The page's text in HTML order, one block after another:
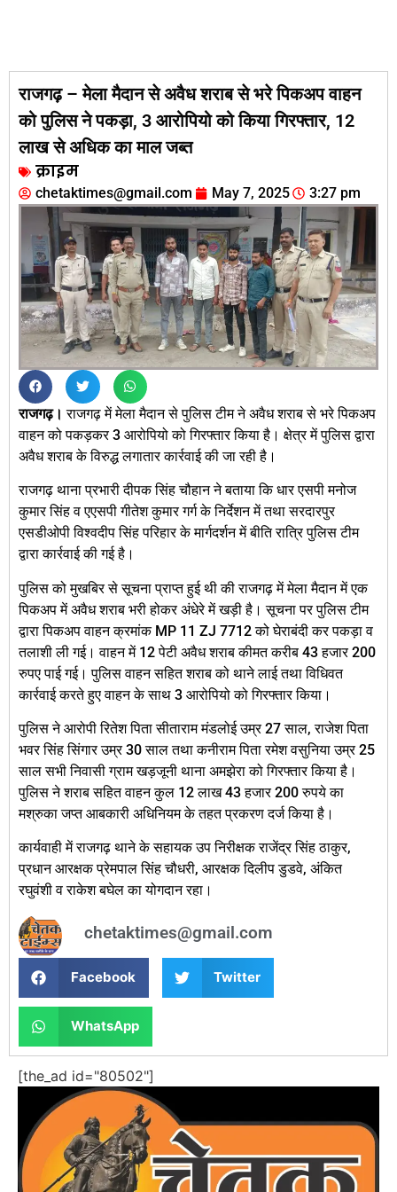
राजगढ़ – मेला मैदान से अवैध शराब से भरे पिकअप वाहन
को पुलिस ने पकड़ा, 3 आरोपियो को किया गिरफ्तार, 12
लाख से अधिक का माल जब्त
क्राइम
chetaktimes@gmail.com May 7, 2025 3:27 pm
राजगढ़। राजगढ़ में मेला मैदान से पुलिस टीम ने अवैध शराब से भरे पिकअप
वाहन को पकड़कर 3 आरोपियो को गिरफ्तार किया है। क्षेत्र में पुलिस द्वारा
अवैध शराब के विरुद्ध लगातार कार्रवाई की जा रही है।
राजगढ़ थाना प्रभारी दीपक सिंह चौहान ने बताया कि धार एसपी मनोज
कुमार सिंह व एएसपी गीतेश कुमार गर्ग के निर्देशन में तथा सरदारपुर
एसडीओपी विश्वदीप सिंह परिहार के मार्गदर्शन में बीति रात्रि पुलिस टीम
द्वारा कार्रवाई की गई है।
पुलिस को मुखबिर से सूचना प्राप्त हुई थी की राजगढ़ में मेला मैदान में एक
पिकअप में अवैध शराब भरी होकर अंधेरे में खड़ी है। सूचना पर पुलिस टीम
द्वारा पिकअप वाहन क्रमांक MP 11 ZJ 7712 को घेराबंदी कर पकड़ा व
तलाशी ली गई। वाहन में 12 पेटी अवैध शराब कीमत करीब 43 हजार 200
रुपए पाई गई। पुलिस वाहन सहित शराब को थाने लाई तथा विधिवत
कार्रवाई करते हुए वाहन के साथ 3 आरोपियो को गिरफ्तार किया।
पुलिस ने आरोपी रितेश पिता सीताराम मंडलोई उम्र 27 साल, राजेश पिता
भवर सिंह सिंगार उम्र 30 साल तथा कनीराम पिता रमेश वसुनिया उम्र 25
साल सभी निवासी ग्राम खड़जूनी थाना अमझेरा को गिरफ्तार किया है।
पुलिस ने शराब सहित वाहन कुल 12 लाख 43 हजार 200 रुपये का
मश्रुका जप्त आबकारी अधिनियम के तहत प्रकरण दर्ज किया है।
कार्यवाही में राजगढ़ थाने के सहायक उप निरीक्षक राजेंद्र सिंह ठाकुर,
प्रधान आरक्षक प्रेमपाल सिंह चौधरी, आरक्षक दिलीप डुडवे, अंकित
रघुवंशी व राकेश बघेल का योगदान रहा।
chetaktimes@gmail.com
Facebook Twitter
WhatsApp
[the_ad id="80502"]